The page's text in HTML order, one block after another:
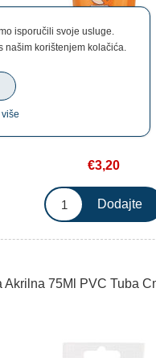
€3,20
Akrilna 75Ml PVC Tuba
isporučili svoje usluge.
našim korištenjem kolačića.